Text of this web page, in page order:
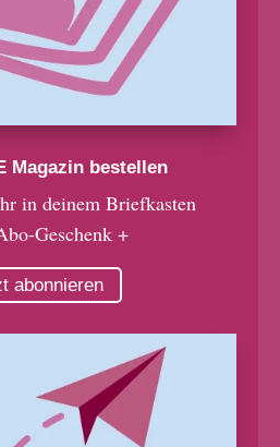
Magazin bestellen
in deinem Briefkasten
Geschenk +
abonnieren